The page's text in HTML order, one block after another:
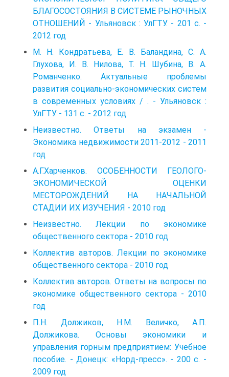
БЛАГОСОСТОЯНИЯ В СИСТЕМЕ РЫНОЧНЫХ
ОТНОШЕНИЙ - Ульяновск : УлГТУ. - 201 с. -
2012 год
М. Н. Кондратьева, Е. В. Баландина, С. А.
Глухова, И. В. Нилова, Т. Н. Шубина, В. А.
Романченко. Актуальные проблемы
развития социально-экономических систем
в современных условиях / . - Ульяновск :
УлГТУ. - 131 с. - 2012 год
Неизвестно. Ответы на экзамен -
Экономика недвижимости 2011-2012 - 2011
год
А.Г.Харченков. ОСОБЕННОСТИ ГЕОЛОГО-
ЭКОНОМИЧЕСКОЙ ОЦЕНКИ
МЕСТОРОЖДЕНИЙ НА НАЧАЛЬНОЙ
СТАДИИ ИХ ИЗУЧЕНИЯ - 2010 год
Неизвестно. Лекции по экономике
общественного сектора - 2010 год
Коллектив авторов. Лекции по экономике
общественного сектора - 2010 год
Коллектив авторов. Ответы на вопросы по
экономике общественного сектора - 2010
год
П.Н. Должиков, Н.М. Величко, А.П.
Должикова. Основы экономики и
управления горным предприятием: Учебное
пособие. - Донецк: «Норд-пресс». - 200 с. -
2009 год